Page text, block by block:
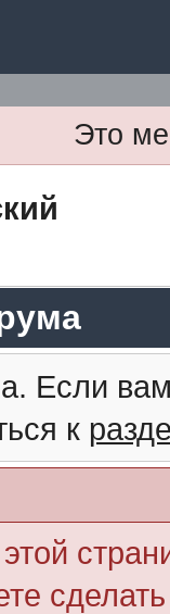
Это
Если
к
этой